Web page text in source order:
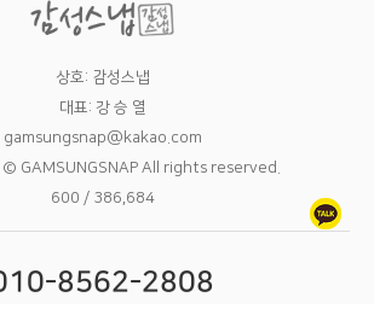
상호: 감성스냅
대표: 강 승 열
gamsungsnap@kakao.com
GAMSUNGSNAP All rights reserved.
600 / 386,684
8562-2808